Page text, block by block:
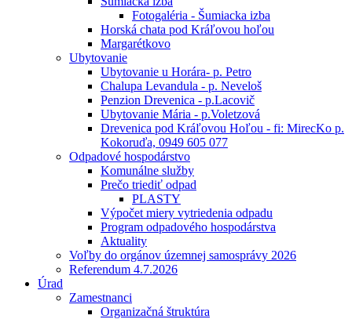
Fotogaléria - Šumiacka izba
Horská chata pod Kráľovou hoľou
Margarétkovo
Ubytovanie
Ubytovanie u Horára- p. Petro
Chalupa Levandula - p. Neveloš
Penzion Drevenica - p.Lacovič
Ubytovanie Mária - p.Voletzová
Drevenica pod Kráľovou Hoľou - fi: MirecKo p.
Kokoruďa, 0949 605 077
Odpadové hospodárstvo
Komunálne služby
Prečo triediť odpad
PLASTY
Výpočet miery vytriedenia odpadu
Program odpadového hospodárstva
Aktuality
Voľby do orgánov územnej samosprávy 2026
Referendum 4.7.2026
Úrad
Zamestnanci
Organizačná štruktúra